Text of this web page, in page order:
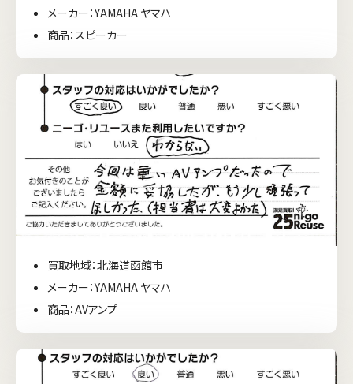
メーカー：YAMAHA ヤマハ
商品：スピーカー
買取地域：北海道函館市
メーカー：YAMAHA ヤマハ
商品：AVアンプ